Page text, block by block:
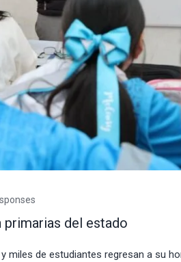
primarias del estado
miles de estudiantes regresan a su